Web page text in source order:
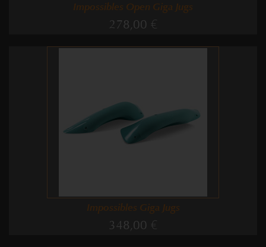
Impossibles Open Giga Jugs
278,00 €
Impossibles Giga Jugs
348,00 €